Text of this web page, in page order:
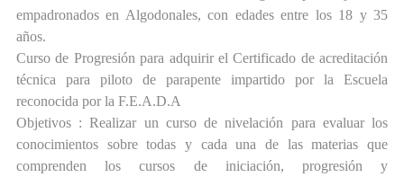
empadronados en Algodonales, con edades entre los 18 y 35
años.
Curso de Progresión para adquirir el Certificado de acreditación
técnica para piloto de parapente impartido por la Escuela
reconocida por la F.E.A.D.A
Objetivos : Realizar un curso de nivelación para evaluar los
conocimientos sobre todas y cada una de las materias que
comprenden los cursos de iniciación, progresión y